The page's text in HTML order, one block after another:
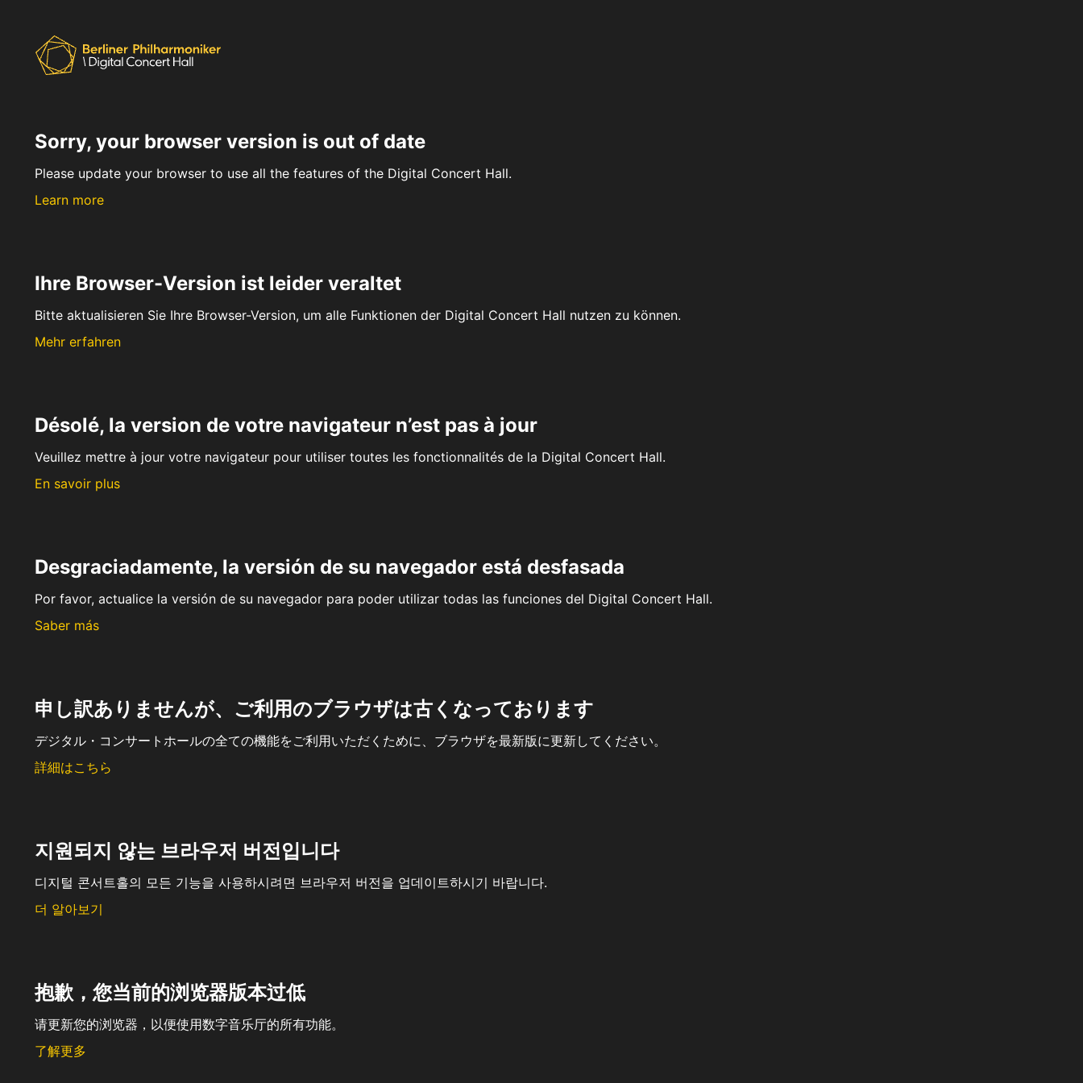
Sorry, your browser version is out of date
Please update your browser to use all the features of the Digital Concert Hall.
Learn more
Ihre Browser-Version ist leider veraltet
Bitte aktualisieren Sie Ihre Browser-Version, um alle Funktionen der Digital Concert Hall nutzen zu können.
Mehr erfahren
Désolé, la version de votre navigateur n’est pas à jour
Veuillez mettre à jour votre navigateur pour utiliser toutes les fonctionnalités de la Digital Concert Hall.
En savoir plus
Desgraciadamente, la versión de su navegador está desfasada
Por favor, actualice la versión de su navegador para poder utilizar todas las funciones del Digital Concert Hall.
Saber más
申し訳ありませんが、ご利用のブラウザは古くなっております
デジタル・コンサートホールの全ての機能をご利用いただくために、ブラウザを最新版に更新してください。
詳細はこちら
지원되지 않는 브라우저 버전입니다
디지털 콘서트홀의 모든 기능을 사용하시려면 브라우저 버전을 업데이트하시기 바랍니다.
더 알아보기
抱歉，您当前的浏览器版本过低
请更新您的浏览器，以便使用数字音乐厅的所有功能。
了解更多